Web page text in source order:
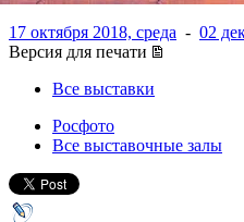
17 октября 2018, среда - 02
Версия для печати
Все выставки
Росфото
Все выставочные залы